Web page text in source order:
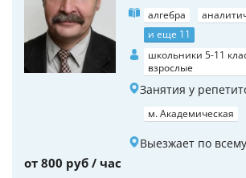
алгебра
и еще 11
школьники 5-11
взрослые
Занятия у
м. Академическая
Выезжает по
от 800 руб / час